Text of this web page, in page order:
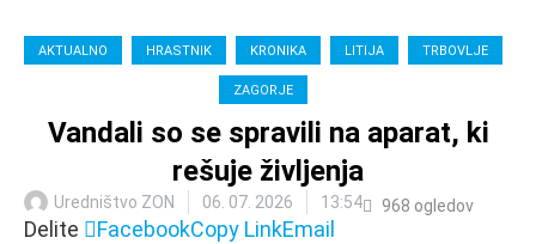
AKTUALNO HRASTNIK KRONIKA LITIJA TRBOVLJE
ZAGORJE
Vandali so se spravili na aparat, ki
rešuje življenja
Uredništvo ZON 06. 07. 2026 13:54 968 ogledov
Delite FacebookCopy LinkEmail